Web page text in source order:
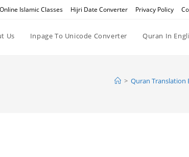
Online Islamic Classes Hijri Date Converter Privacy Policy
Us Inpage To Unicode Converter Quran In
> Quran Translation